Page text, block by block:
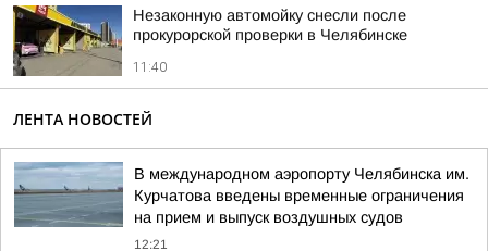
Незаконную автомойку снесли после
прокурорской проверки в Челябинске
11:40
ЛЕНТА НОВОСТЕЙ
В международном аэропорту Челябинска им.
Курчатова введены временные ограничения
на прием и выпуск воздушных судов
12:21